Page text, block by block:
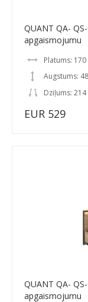
QUANT QA-
apgaismojumu
Platums: 170
Augstums:
Dziļums: 214
EUR 529
QUANT QA-
apgaismojumu